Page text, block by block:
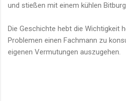
und stießen mit einem kühlen
Die Geschichte hebt die Wichtigkeit
Problemen einen Fachmann zu
eigenen Vermutungen auszugehen.